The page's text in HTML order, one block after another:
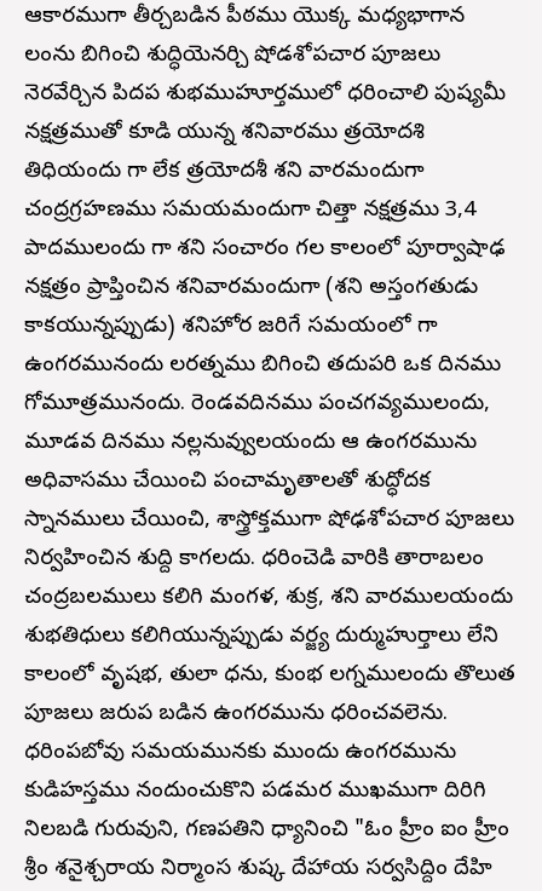
ఆకారముగా తీర్చబడిన పీఠము యొక్క మధ్యభాగాన
నీలంను బిగించి శుద్ధియెనర్చి షోడశోపచార పూజలు
నెరవేర్చిన పిదప శుభముహూర్తములో ధరించాలి పుష్యమీ
నక్షత్రముతో కూడి యున్న శనివారము త్రయోదశి
తిధియందు గానీ లేక త్రయోదశీ శని వారమందుగానీ
చంద్రగ్రహణము సమయమందుగానీ చిత్తా నక్షత్రము 3,4
పాదములందు గానీ శని సంచారం గల కాలంలో పూర్వాషాఢ
నక్షత్రం ప్రాప్తించిన శనివారమందుగానీ (శని అస్తంగతుడు
కాకయున్నప్పుడు) శనిహోర జరిగే సమయంలో గానీ
ఉంగరమునందు నీలరత్నము బిగించి తదుపరి ఒక దినము
గోమూత్రమునందు. రెండవదినము పంచగవ్యములందు,
మూడవ దినము నల్లనువ్వులయందు ఆ ఉంగరమును
అధివాసము చేయించి పంచామృతాలతో శుద్ధోదక
స్నానములు చేయించి, శాస్త్రోక్తముగా షోఢశోపచార పూజలు
నిర్వహించిన శుద్ది కాగలదు. ధరించెడి వారికి తారాబలం
చంద్రబలములు కలిగి మంగళ, శుక్ర, శని వారములయందు
శుభతిధులు కలిగియున్నప్పుడు వర్జ్య దుర్ముహుర్తాలు లేని
కాలంలో వృషభ, తులా ధను, కుంభ లగ్నములందు తొలుత
పూజలు జరుప బడిన ఉంగరమును ధరించవలెను.
ధరింపబోవు సమయమునకు ముందు ఉంగరమును
కుడిహస్తము నందుంచుకొని పడమర ముఖముగా దిరిగి
నిలబడి గురువుని, గణపతిని ధ్యానించి "ఓం హ్రీం ఐం హ్రీం
శ్రీం శనైశ్చరాయ నిర్మాంస శుష్క దేహాయ సర్వసిద్దిం దేహి